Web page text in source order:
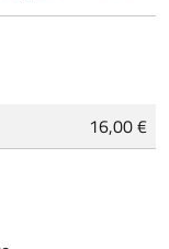
16,00 €